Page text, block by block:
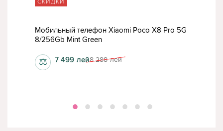
СКИДКИ
Мобильный телефон Xiaomi Poco X8 Pro 5G
8/256Gb Mint Green
8 288 лей
7 499 лей
⚖